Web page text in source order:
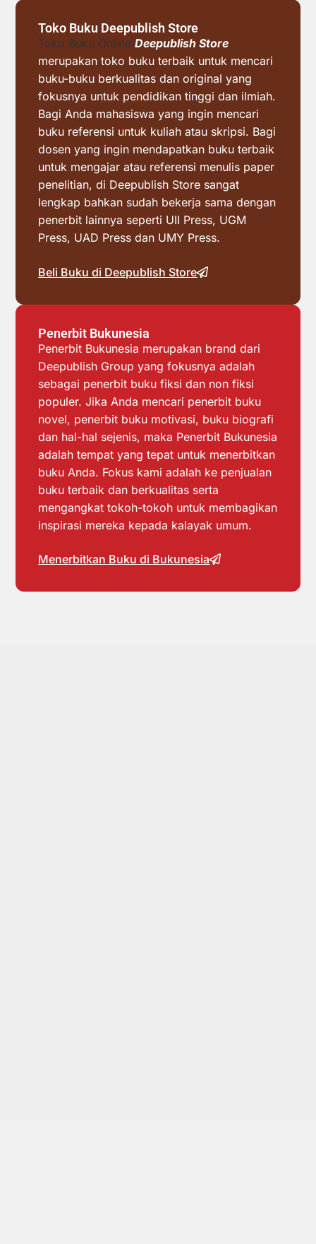
Toko Buku Deepublish Store
Toko Buku Online Deepublish Store
merupakan toko buku terbaik untuk mencari
buku-buku berkualitas dan original yang
fokusnya untuk pendidikan tinggi dan ilmiah.
Bagi Anda mahasiswa yang ingin mencari
buku referensi untuk kuliah atau skripsi. Bagi
dosen yang ingin mendapatkan buku terbaik
untuk mengajar atau referensi menulis paper
penelitian, di Deepublish Store sangat
lengkap bahkan sudah bekerja sama dengan
penerbit lainnya seperti UII Press, UGM
Press, UAD Press dan UMY Press.
Beli Buku di Deepublish Store
Penerbit Bukunesia
Penerbit Bukunesia merupakan brand dari
Deepublish Group yang fokusnya adalah
sebagai penerbit buku fiksi dan non fiksi
populer. Jika Anda mencari penerbit buku
novel, penerbit buku motivasi, buku biografi
dan hal-hal sejenis, maka Penerbit Bukunesia
adalah tempat yang tepat untuk menerbitkan
buku Anda. Fokus kami adalah ke penjualan
buku terbaik dan berkualitas serta
mengangkat tokoh-tokoh untuk membagikan
inspirasi mereka kepada kalayak umum.
Menerbitkan Buku di Bukunesia